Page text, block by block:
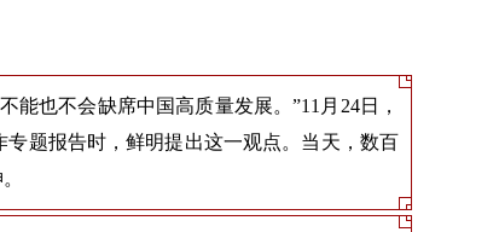
也不会缺席中国高质量发展。”11月24日，
题报告时，鲜明提出这一观点。当天，数百